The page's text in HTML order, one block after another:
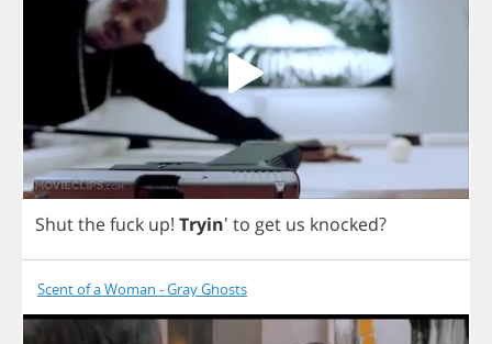
Shutthefuck up! Tryin' to get us knocked?
Scent of a Woman - Gray Ghosts